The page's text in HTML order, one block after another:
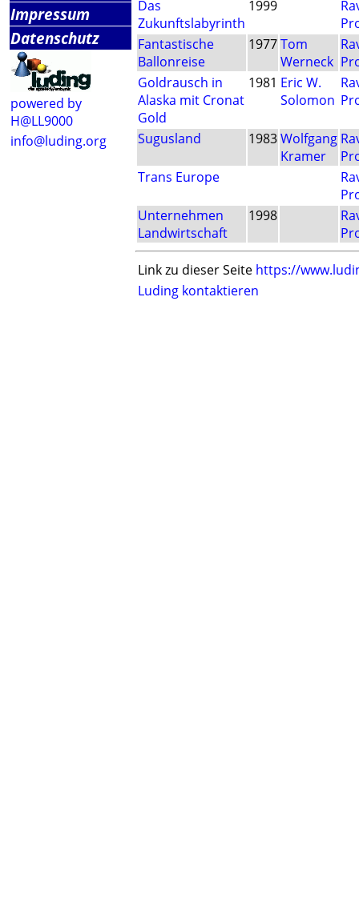
Impressum
Datenschutz
powered by
H@LL9000
info@luding.org
Das
Zukunftslabyrinth
1999
Fantastische
Ballonreise
1977Tom
Werneck
Goldrausch in
Alaska mit Cronat
Gold
1981 Eric W.
Solomon
Sugusland 1983Wolfgang
Kramer
Trans Europe
Unternehmen
Landwirtschaft
1998
Link zu dieser Seite https://
Luding kontaktieren